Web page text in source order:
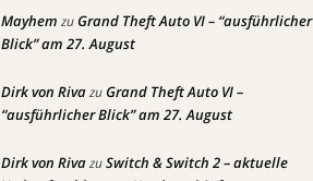
Mayhem zuGrand Theft Auto VI – “ausführlicher
Blick” am 27. August
Dirk von RivazuGrand Theft Auto VI –
“ausführlicher Blick” am 27. August
Dirk von RivazuSwitch & Switch 2 – aktuelle